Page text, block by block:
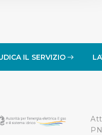
che l’Utente ha fornito
i singoli cookie
IL SERVIZIO